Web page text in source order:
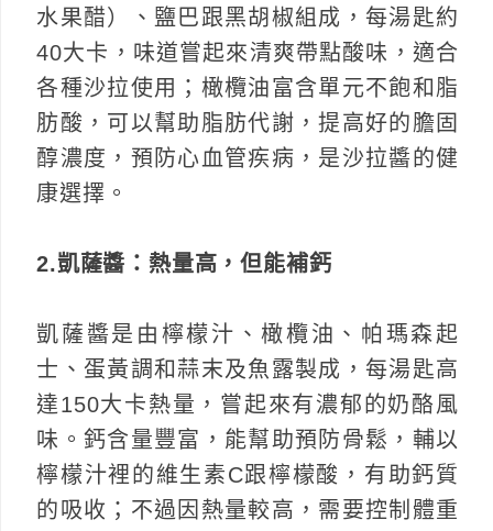
水果醋）、鹽巴跟黑胡椒組成，每湯匙約
40大卡，味道嘗起來清爽帶點酸味，適合
各種沙拉使用；橄欖油富含單元不飽和脂
肪酸，可以幫助脂肪代謝，提高好的膽固
醇濃度，預防心血管疾病，是沙拉醬的健
康選擇。
2.凱薩醬：熱量高，但能補鈣
凱薩醬是由檸檬汁、橄欖油、帕瑪森起
士、蛋黃調和蒜末及魚露製成，每湯匙高
達150大卡熱量，嘗起來有濃郁的奶酪風
味。鈣含量豐富，能幫助預防骨鬆，輔以
檸檬汁裡的維生素C跟檸檬酸，有助鈣質
的吸收；不過因熱量較高，需要控制體重